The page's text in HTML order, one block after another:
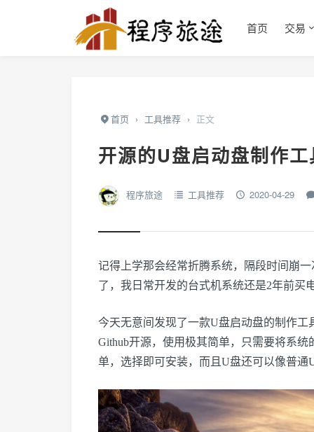
首页 交易
首页 › 工具推荐 › 正文
开源的U盘启动盘制作
程序旅途 工具推荐 2020-04-29
记得上学那会经常折腾系统，隔段时间崩
了，我日常开发的台式机系统还是2年前买
今天无意间发现了一款U盘启动盘的制作工
Github开源，使用极其简单，只需要将系
单，选择即可安装，而且U盘还可以像普通